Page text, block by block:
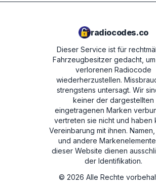
radiocodes.co
Dieser Service ist für
Fahrzeugbesitzer gedacht,
verlorenen Radiocode
wiederherzustellen.
strengstens untersagt. Wir
keiner der dargestellten
eingetragenen Marken
vertreten sie nicht und haben
Vereinbarung mit ihnen.
und andere
dieser Website dienen
der Identifikation.
© 2026 Alle Rechte